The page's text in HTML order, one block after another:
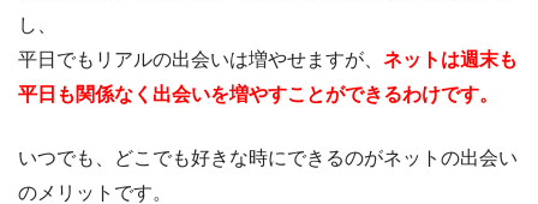
し、
平日でもリアルの出会いは増やせますが、 ネットは週末も
平日も関係なく出会いを増やすことができるわけです。
いつでも、どこでも好きな時にできるのがネットの出会い
のメリットです。